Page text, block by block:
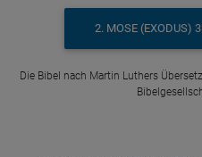
2. MOSE (EXODUS)
Die Bibel nach Martin Luthers